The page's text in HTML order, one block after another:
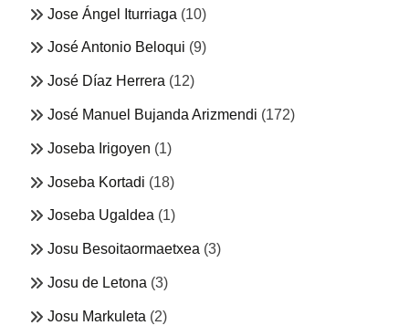
Jose Ángel Iturriaga (10)
José Antonio Beloqui (9)
José Díaz Herrera (12)
José Manuel Bujanda Arizmendi (172)
Joseba Irigoyen (1)
Joseba Kortadi (18)
Joseba Ugaldea (1)
Josu Besoitaormaetxea (3)
Josu de Letona (3)
Josu Markuleta (2)